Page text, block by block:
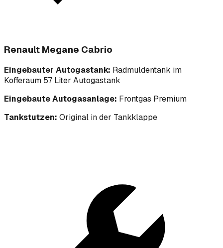
Renault Megane Cabrio
Eingebauter Autogastank: Radmuldentank im
Kofferaum 57 Liter Autogastank
Eingebaute Autogasanlage: Frontgas Premium
Tankstutzen: Original in der Tankklappe